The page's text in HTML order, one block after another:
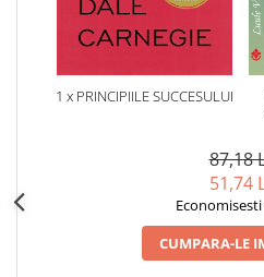
1 x PRINCIPIILE SUCCESULUI
87,18
51,74
Economisesti
CUMPARA-LE